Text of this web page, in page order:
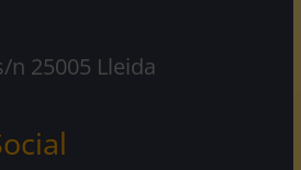
n 25005 Lleida